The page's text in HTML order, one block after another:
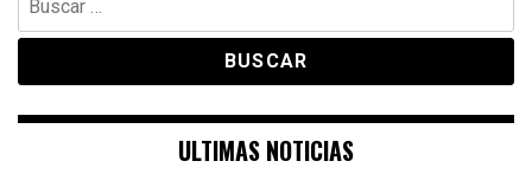
ULTIMAS NOTICIAS